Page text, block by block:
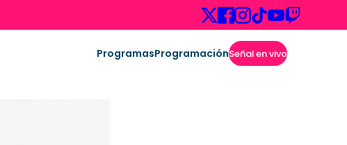
ProgramasProgramaciónSeñal en vivo